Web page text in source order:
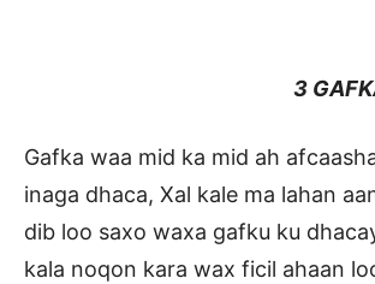
3
Gafka waa mid ka mid ah
inaga dhaca, Xal kale ma lahan
dib loo saxo waxa gafku ku
kala noqon kara wax ficil ahaan